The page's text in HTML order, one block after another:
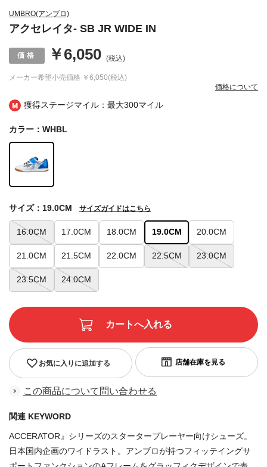
獲得ステージマイル：最大300マイル
UMBRO(アンブロ)
アクセレイタ- SB JR WIDE IN
メーカー希望小売価格 ￥6,050(税込)
￥6,050 (税込)
価格について
カラー：WHBL
16.0CM 17.0CM 18.0CM 19.0CM 20.0CM
21.0CM 21.5CM 22.0CM 22.5CM 23.0CM
23.5CM 24.0CM
サイズ：19.0CM サイズガイドはこちら
お気に入りに追加する
この商品について問い合わせる
関連 KEYWORD
ACCERATOR』シリーズのスタータープレーヤー向けシューズ。
日本国内企画のワイドラスト。アンブロが持つフィッテイングサ